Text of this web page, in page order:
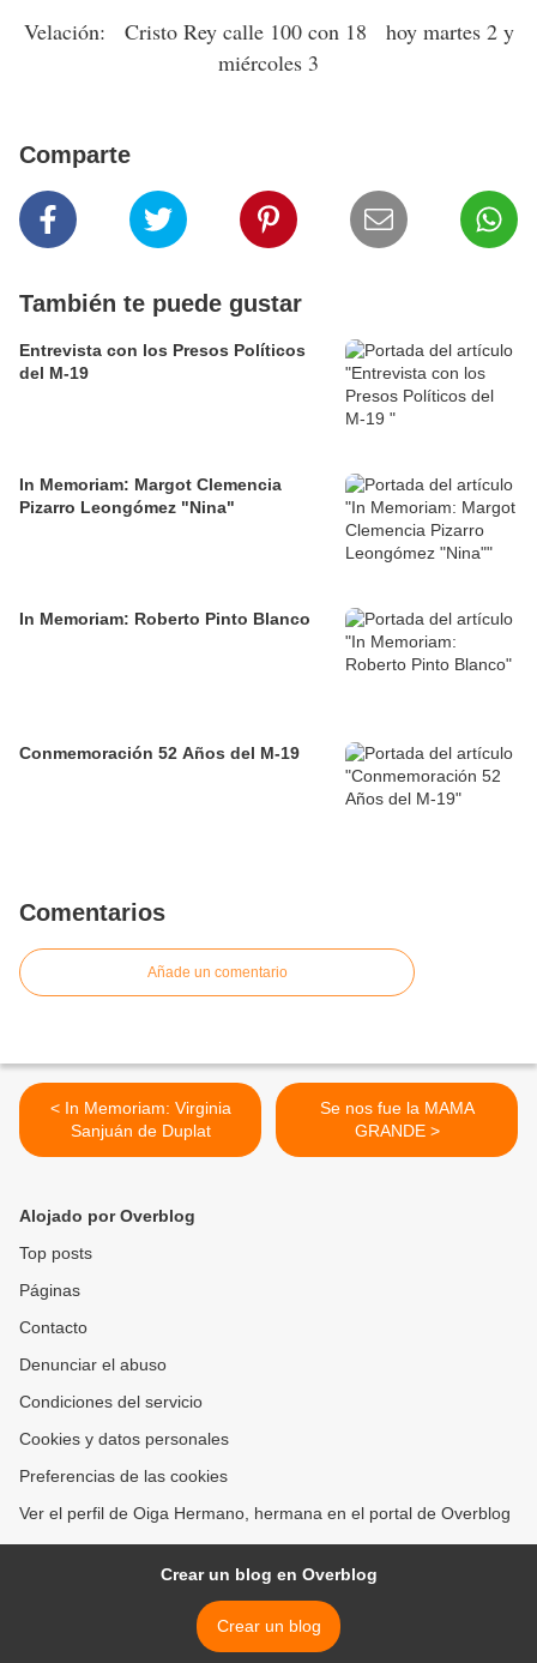
Velación: Cristo Rey calle 100 con 18 hoy martes 2 y
miércoles 3
Comparte
También te puede gustar
Entrevista con los Presos Políticos
del M-19
In Memoriam: Margot Clemencia
Pizarro Leongómez "Nina"
In Memoriam: Roberto Pinto Blanco
Conmemoración 52 Años del M-19
Comentarios
Añade un comentario
< In Memoriam: Virginia
Sanjuán de Duplat
Se nos fue la MAMA
GRANDE >
Alojado por Overblog
Top posts
Páginas
Contacto
Denunciar el abuso
Condiciones del servicio
Cookies y datos personales
Preferencias de las cookies
Ver el perfil de Oiga Hermano, hermana en el portal de Overblog
Crear un blog en Overblog
Crear un blog